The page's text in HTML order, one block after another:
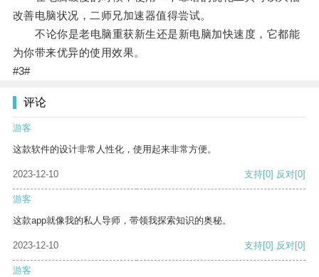
改善电脑状况，二师兄加速器值得尝试。
不论你是老电脑重获新生还是新电脑加快速度，它都能
为你带来优异的使用效果。
#3#
评论
游客
这款软件的设计非常人性化，使用起来非常方便。
2023-12-10 支持[0] 反对[0]
游客
这款app就像我的私人导师，带领我探索知识的奥秘。
2023-12-10 支持[0] 反对[0]
游客